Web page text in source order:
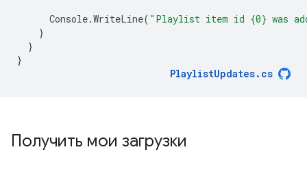
Console.WriteLine( "Playlist item id {0} was
}
}
}
PlaylistUpdates. cs
Получить мои загрузки